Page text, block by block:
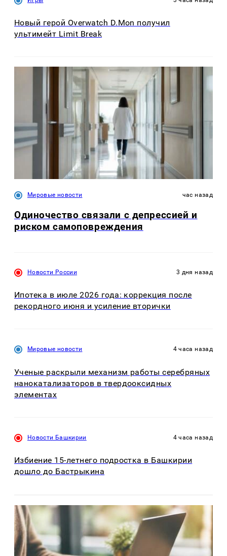
Новый герой Overwatch D.Mon получил
ультимейт Limit Break
Мировые новости час назад
Одиночество связали с депрессией и
риском самоповреждения
Новости России 3 дня назад
Ипотека в июле 2026 года: коррекция после
рекордного июня и усиление вторички
Мировые новости 4 часа назад
Ученые раскрыли механизм работы серебряных
нанокатализаторов в твердооксидных
элементах
Новости Башкирии 4 часа назад
Избиение 15-летнего подростка в Башкирии
дошло до Бастрыкина